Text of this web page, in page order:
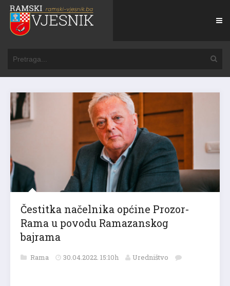
Čestitka načelnika općine Prozor-
Rama u povodu Ramazanskog
bajrama
Rama 30.04.2022. 15:10h Uredništvo